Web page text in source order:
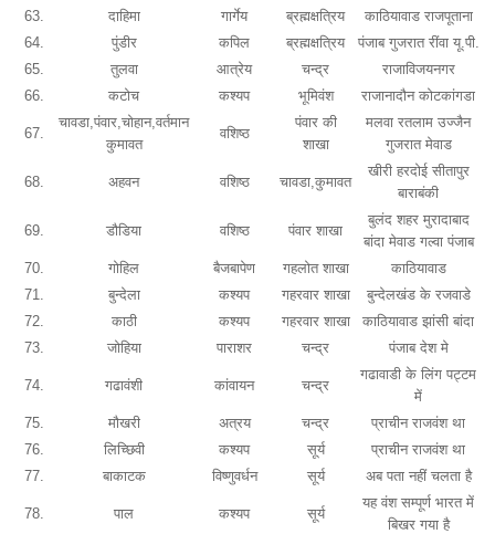
63.
दाहिमा गार्गेय ब्रह्मक्षत्रिय
काठियावाड राजपूताना
64.
पुंडीर कपिल ब्रह्मक्षत्रिय
पंजाब गुजरात रींवा यू.पी.
65.
तुलवा आत्रेय चन्द्र
राजाविजयनगर
66.
कटोच कश्यप भूमिवंश राजानादौन कोटकांगडा
67.
चावडा,पंवार,चोहान,वर्तमान
कुमावत
वशिष्ठ
पंवार की
शाखा
मलवा रतलाम उज्जैन
गुजरात मेवाड
68. अहवन वशिष्ठ चावडा,कुमावत
खीरी हरदोई सीतापुर
बाराबंकी
69. डौडिया वशिष्ठ पंवार शाखा
बुलंद शहर मुरादाबाद
बांदा मेवाड गल्वा पंजाब
70.
गोहिल बैजबापेण गहलोत शाखा
काठियावाड
71.
बुन्देला कश्यप गहरवार शाखा
बुन्देलखंड के रजवाडे
72.
काठी कश्यप गहरवार शाखा
काठियावाड झांसी बांदा
73.
जोहिया पाराशर चन्द्र पंजाब देश मे
74. गढावंशी कांवायन चन्द्र
गढावाडी के लिंग पट्टम
में
75.
मौखरी अत्रय चन्द्र
प्राचीन राजवंश था
76.
लिच्छिवी कश्यप सूर्य
प्राचीन राजवंश था
77.
बाकाटक विष्णुवर्धन सूर्य अब पता नहीं चलता है
78. पाल कश्यप सूर्य
यह वंश सम्पूर्ण भारत में
बिखर गया है